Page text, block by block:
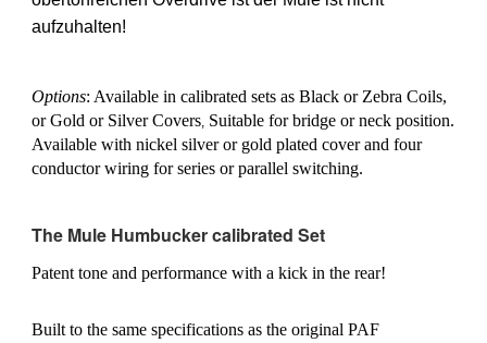
aufzuhalten!
Options: Available in calibrated sets as Black or Zebra Coils,
or Gold or Silver Covers, Suitable for bridge or neck position.
Available with nickel silver or gold plated cover and four
conductor wiring for series or parallel switching.
The Mule Humbucker calibrated Set
Patent tone and performance with a kick in the rear!
Built to the same specifications as the original PAF